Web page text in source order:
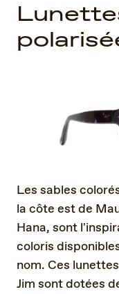
Les sables
la côte est de
Hana, sont
coloris
nom. Ces
Jim sont dotées